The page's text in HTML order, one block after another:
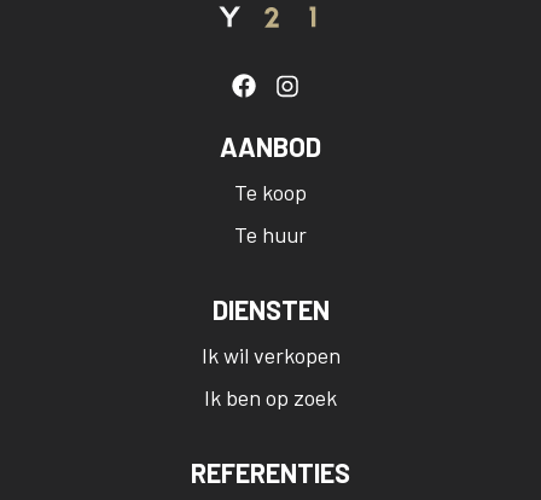
AANBOD
Te koop
Te huur
DIENSTEN
Ik wil verkopen
Ik ben op zoek
REFERENTIES